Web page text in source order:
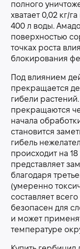
полного
хватает 0,02 кг/
400 л воды.
поверхностью
точках роста
блокирования
Под влиянием
прекращается
гибели
прекращаются
начала
становится
гибель
происходит на
представляет
благодаря
(умеренно
составляет
безопасен для
и может
температуре